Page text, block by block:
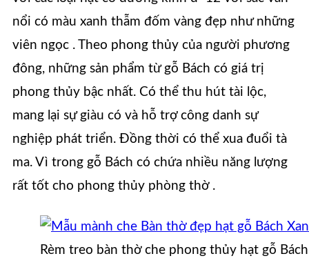
nổi có màu xanh thẫm đốm vàng đẹp như những
viên ngọc . Theo phong thủy của người phương
đông, những sản phẩm từ gỗ Bách có giá trị
phong thủy bậc nhất. Có thể thu hút tài lộc,
mang lại sự giàu có và hỗ trợ công danh sự
nghiệp phát triển. Đồng thời có thể xua đuổi tà
ma. Vì trong gỗ Bách có chứa nhiều năng lượng
rất tốt cho phong thủy phòng thờ .
Rèm treo bàn thờ che phong thủy hạt gỗ